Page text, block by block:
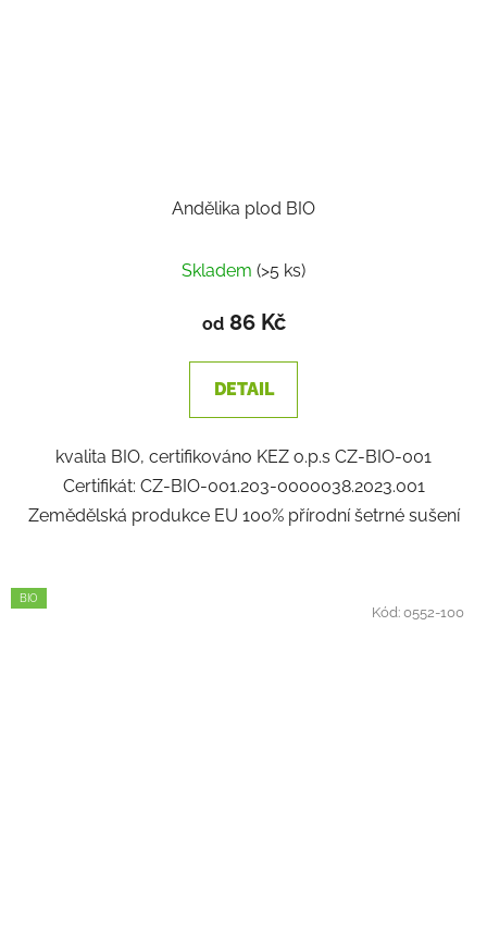
Andělika plod BIO
Skladem (>5 ks)
od86 Kč
DETAIL
kvalita BIO, certifikováno KEZ o.p.s CZ-BIO-001
Certifikát: CZ-BIO-001.203-0000038.2023.001
Zemědělská produkce EU 100% přírodní šetrné sušení
BIO
Kód:0552-100